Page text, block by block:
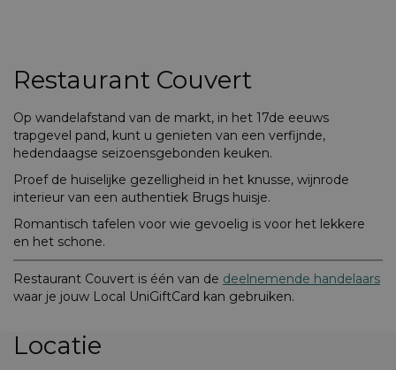
Restaurant Couvert
Op wandelafstand van de markt, in het 17de eeuws
trapgevel pand, kunt u genieten van een verfijnde,
hedendaagse seizoensgebonden keuken.
Proef de huiselijke gezelligheid in het knusse, wijnrode
interieur van een authentiek Brugs huisje.
Romantisch tafelen voor wie gevoelig is voor het lekkere
en het schone.
Restaurant Couvert is één van de deelnemende handelaars
waar je jouw Local UniGiftCard kan gebruiken.
Locatie